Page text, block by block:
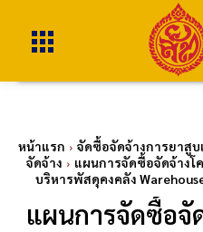
หน้าแรก จัดซื้อจัดจ้างการยาสู
จัดจ้าง
แผนการจัดซื้อจัดจ้างโ
บริหารพัสดุคงคลัง
แผนการจัดซื้อจั